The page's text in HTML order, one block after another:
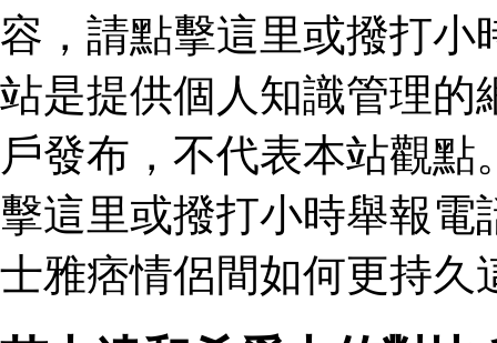
容，請點擊這里或撥打小
站是提供個人知識管理的
戶發布，不代表本站觀
擊這里或撥打小時舉報
士雅痞情侶間如何更持久